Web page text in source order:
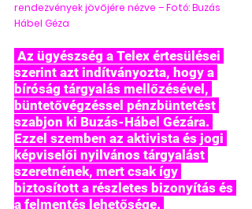
rendezvények jövőjére nézve – Fotó: Buzás
Hábel Géza
szerint azt indítványozta, hogy a
bíróság tárgyalás mellőzésével,
büntetővégzéssel pénzbüntetést
szabjon ki Buzás-Hábel Gézára.
Ezzel szemben az aktivista és jogi
képviselői nyilvános tárgyalást
szeretnének, mert csak így
biztosított a részletes bizonyítás és
a felmentés lehetősége.